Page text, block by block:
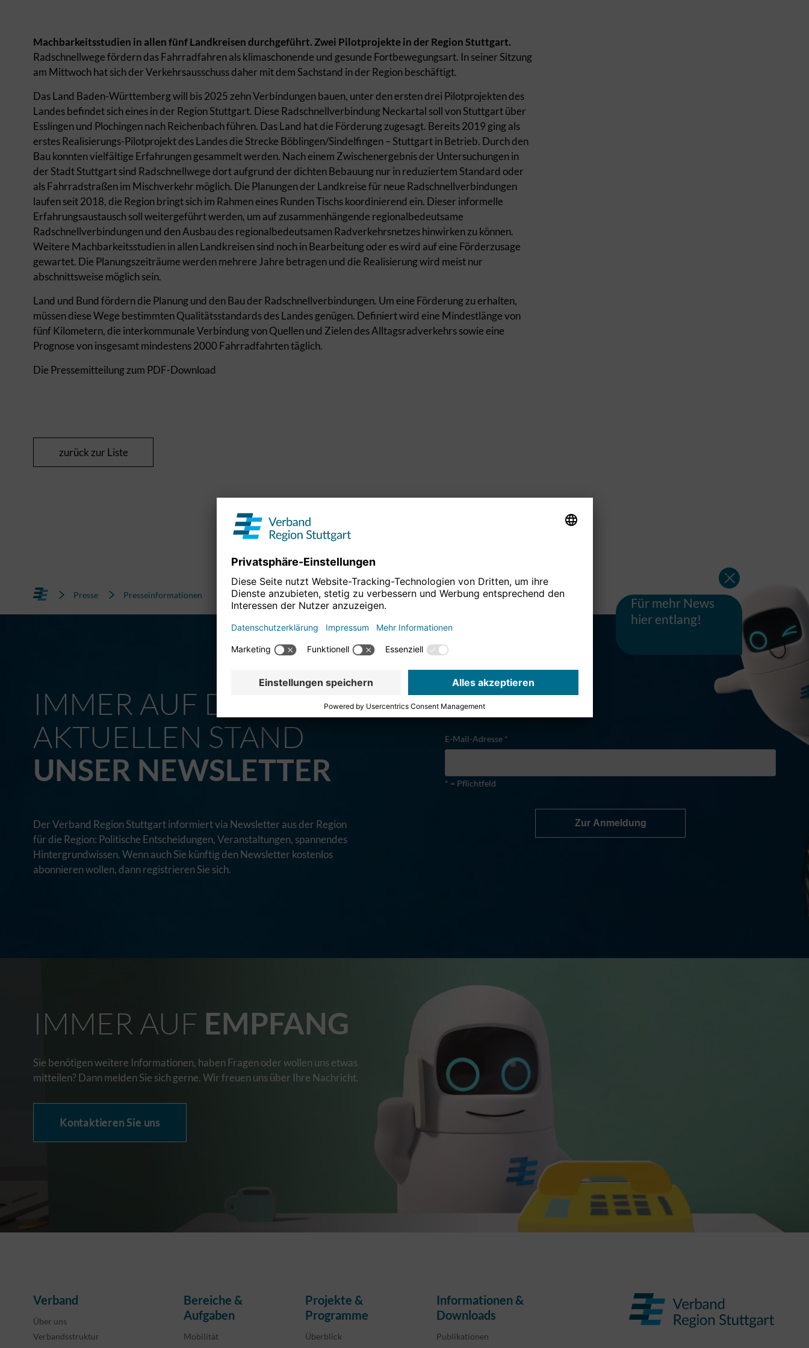
Machbarkeitsstudien in allen fünf Landkreisen durchgeführt. Zwei Pilotprojekte in der Region Stuttgart.
Radschnellwege fördern das Fahrradfahren als klimaschonende und gesunde Fortbewegungsart. In seiner Sitzung
am Mittwoch hat sich der Verkehrsausschuss daher mit dem Sachstand in der Region beschäftigt.
Das Land Baden-Württemberg will bis 2025 zehn Verbindungen bauen, unter den ersten drei Pilotprojekten des
Landes befindet sich eines in der Region Stuttgart. Diese Radschnellverbindung Neckartal soll von Stuttgart über
Esslingen und Plochingen nach Reichenbach führen. Das Land hat die Förderung zugesagt. Bereits 2019 ging als
erstes Realisierungs-Pilotprojekt des Landes die Strecke Böblingen/Sindelfingen – Stuttgart in Betrieb. Durch den
Bau konnten vielfältige Erfahrungen gesammelt werden. Nach einem Zwischenergebnis der Untersuchungen in
der Stadt Stuttgart sind Radschnellwege dort aufgrund der dichten Bebauung nur in reduziertem Standard oder
als Fahrradstraßen im Mischverkehr möglich. Die Planungen der Landkreise für neue Radschnellverbindungen
laufen seit 2018, die Region bringt sich im Rahmen eines Runden Tischs koordinierend ein. Dieser informelle
Erfahrungsaustausch soll weitergeführt werden, um auf zusammenhängende regionalbedeutsame
Radschnellverbindungen und den Ausbau des regionalbedeutsamen Radverkehrsnetzes hinwirken zu können.
Weitere Machbarkeitsstudien in allen Landkreisen sind noch in Bearbeitung oder es wird auf eine Förderzusage
gewartet. Die Planungszeiträume werden mehrere Jahre betragen und die Realisierung wird meist nur
abschnittsweise möglich sein.
Land und Bund fördern die Planung und den Bau der Radschnellverbindungen. Um eine Förderung zu erhalten,
müssen diese Wege bestimmten Qualitätsstandards des Landes genügen. Definiert wird eine Mindestlänge von
fünf Kilometern, die interkommunale Verbindung von Quellen und Zielen des Alltagsradverkehrs sowie eine
Prognose von insgesamt mindestens 2000 Fahrradfahrten täglich.
Die Pressemitteilung zum PDF-Download
zurück zur Liste
Für mehr News
hier entlang!
Presse Presseinformationen
IMMER AUF DEM
AKTUELLEN STAND
UNSER NEWSLETTER
Der Verband Region Stuttgart informiert via Newsletter aus der Region
für die Region: Politische Entscheidungen, Veranstaltungen, spannendes
Hintergrundwissen. Wenn auch Sie künftig den Newsletter kostenlos
abonnieren wollen, dann registrieren Sie sich.
E-Mail-Adresse *
* = Pflichtfeld
Zur Anmeldung
IMMER AUF EMPFANG
Sie benötigen weitere Informationen, haben Fragen oder wollen uns etwas
mitteilen? Dann melden Sie sich gerne. Wir freuen uns über Ihre Nachricht.
Kontaktieren Sie uns
Verband
Über uns
Verbandsstruktur
Bereiche &
Aufgaben
Mobilität
Projekte &
Programme
Überblick
Informationen &
Downloads
Publikationen